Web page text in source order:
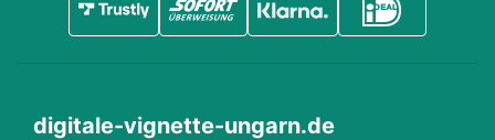
digitale-vignette-ungarn.de